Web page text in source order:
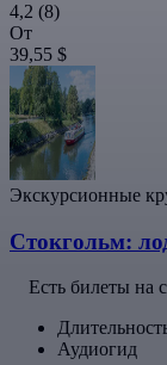
4,2 (8)
От
39,55 $
Экскурсионные
Стокгольм:
Есть билеты на
Аудиогид